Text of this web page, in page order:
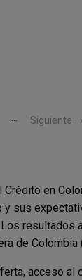
Siguiente
Siguiente
en
sus
de Colombia
acceso